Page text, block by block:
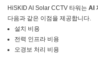
HiSKID AI Solar CCTV 타워는 AI
다음과 같은 이점을 제공합니다.
설치 비용
전력 인프라 비용
오경보 처리 비용